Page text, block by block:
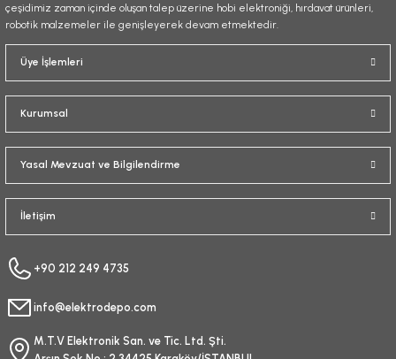
Gönder
çeşidimiz zaman içinde oluşan talep üzerine hobi elektroniği, hırdavat ürünleri,
robotik malzemeler ile genişleyerek devam etmektedir.
Üye İşlemleri
Kurumsal
Yasal Mevzuat ve Bilgilendirme
İletişim
+90 212 249 4735
info@elektrodepo.com
M.T.V Elektronik San. ve Tic. Ltd. Şti.